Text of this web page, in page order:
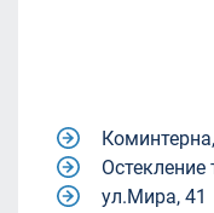
Остекление
ул.Мира, 41